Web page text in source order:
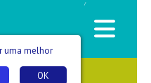
/
uma melhor
OK